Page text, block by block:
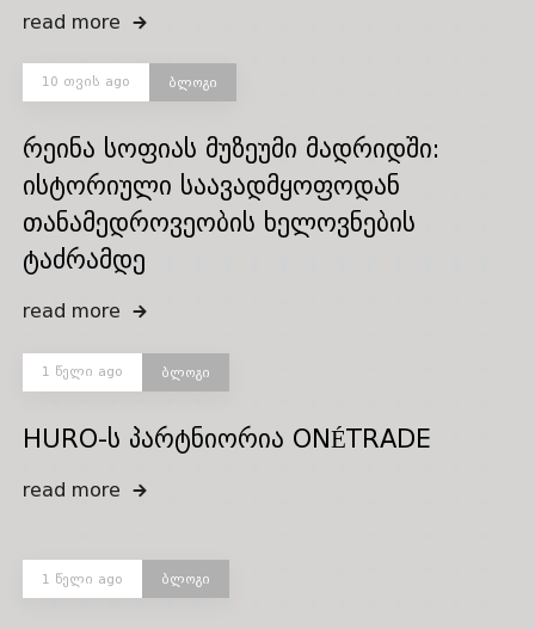
read more
10 თვის ago ბლოგი
რეინა სოფიას მუზეუმი მადრიდში:
ისტორიული საავადმყოფოდან
თანამედროვეობის ხელოვნების
ტაძრამდე
read more
1 წელი ago ბლოგი
HURO-ს პარტნიორია ONÉTRADE
read more
1 წელი ago ბლოგი